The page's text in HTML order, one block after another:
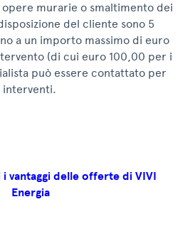
opere murarie o smaltimento dei
del cliente sono 5
a un importo massimo di euro
(di cui euro 100,00 per i
può essere contattato per
interventi.
vantaggi delle offerte di VIVI
Energia